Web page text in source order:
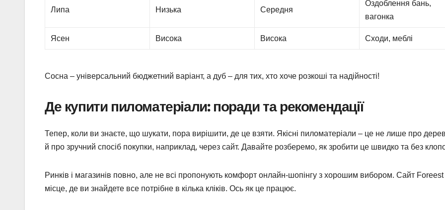
Липа Низька Середня
Оздоблення бань,
вагонка
Ясен Висока Висока Сходи, меблі
Сосна – універсальний бюджетний варіант, а дуб – для тих, хто хоче розкоші та надійності!
Де купити пиломатеріали: поради та рекомендації
Тепер, коли ви знаєте, що шукати, пора вирішити, де це взяти. Якісні пиломатеріали – це не лише про
й про зручний спосіб покупки, наприклад, через сайт. Давайте розберемо, як зробити це швидко та без
Ринків і магазинів повно, але не всі пропонують комфорт онлайн-шопінгу з хорошим вибором. Сайт
місце, де ви знайдете все потрібне в кілька кліків. Ось як це працює.